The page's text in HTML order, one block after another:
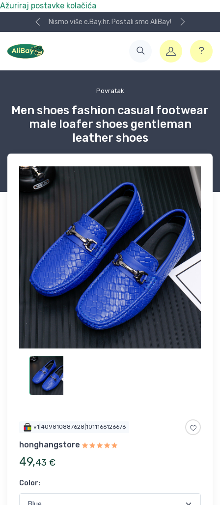
Ažuriraj postavke kolačića
Nismo više e.Bay.hr. Postali smo AliBay!
Povratak
Men shoes fashion casual footwear
male loafer shoes gentleman
leather shoes
v1|409810887628|1011166126676
honghangstore
49,43 €
Color: